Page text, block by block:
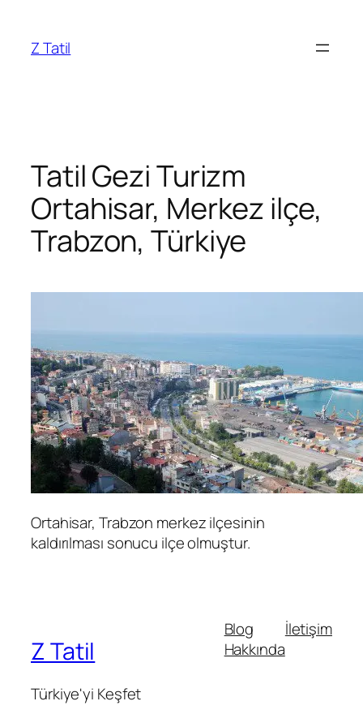
Z Tatil
Tatil Gezi Turizm
Ortahisar, Merkez ilçe,
Trabzon, Türkiye
Ortahisar, Trabzon merkez ilçesinin
kaldırılması sonucu ilçe olmuştur.
Z Tatil
Türkiye'yi Keşfet
Blog
Hakkında
İletişim